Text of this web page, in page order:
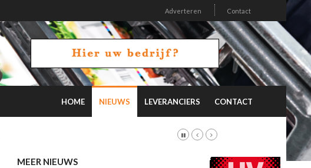
Adverteren Contact
HOME NIEUWS LEVERANCIERS CONTACT
MEER NIEUWS